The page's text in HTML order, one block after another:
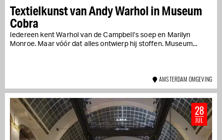
Textielkunst van Andy Warhol in Museum
Cobra
Iedereen kent Warhol van de Campbell’s soep en Marilyn
Monroe. Maar vóór dat alles ontwierp hij stoffen. Museum...
AMSTERDAM OMGEVING
28
JUL